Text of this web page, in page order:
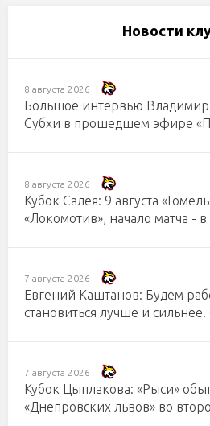
Новости
8 августа 2026
Большое интервью
Субхи в прошедшем эфире
8 августа 2026
Кубок Салея: 9 августа
«Локомотив», начало матча - в
7 августа 2026
Евгений Каштанов: Будем
становиться лучше и
7 августа 2026
Кубок Цыплакова: «Рыси»
«Днепровских львов» во